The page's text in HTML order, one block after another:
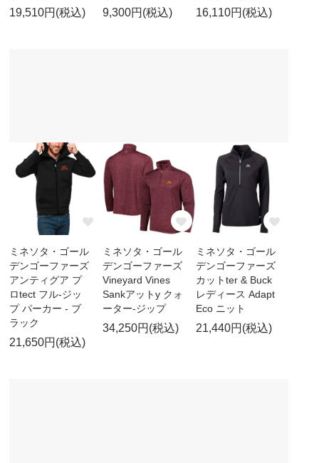
19,510円(税込) 9,300円(税込) 16,110円(税込)
ミネソタ・ゴール
デンゴーファーズ
アンティグア プ
ロtect フル-ジッ
プ パーカー - ブ
ラック
21,650円(税込)
ミネソタ・ゴール
デンゴーファーズ
Vineyard Vines
Sankアットy クォ
ーター-ジップ
34,250円(税込)
ミネソタ・ゴール
デンゴーファーズ
カットter & Buck
レディース Adapt
Eco ニット
21,440円(税込)